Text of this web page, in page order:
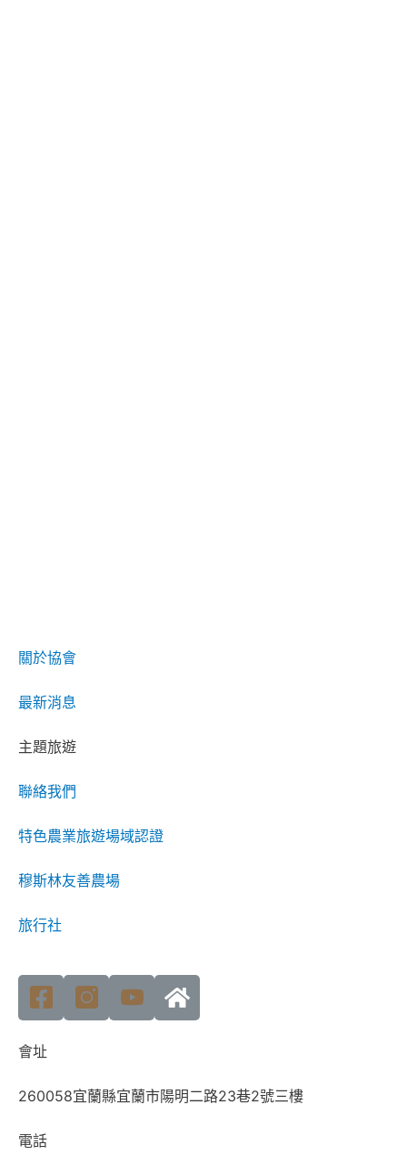
關於協會
最新消息
主題旅遊
聯絡我們
特色農業旅遊場域認證
穆斯林友善農場
旅行社
會址
260058宜蘭縣宜蘭市陽明二路23巷2號三樓
電話